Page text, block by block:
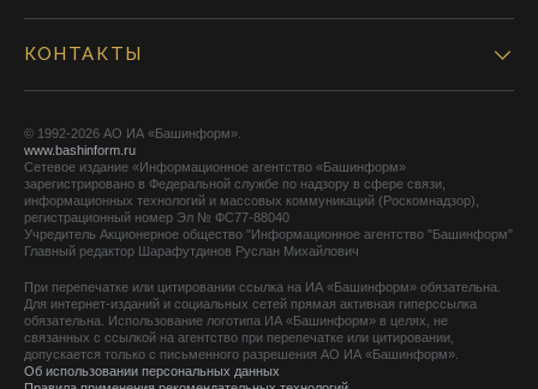
КОНТАКТЫ
© 1992-2026 АО ИА «Башинформ».
www.bashinform.ru
Сетевое издание «Информационное агентство «Башинформ»
зарегистрировано в Федеральной службе по надзору в сфере связи,
информационных технологий и массовых коммуникаций (Роскомнадзор),
регистрационный номер Эл № ФС77-88040
Учредитель Акционерное общество "Информационное агентство "Башинформ"
Главный редактор Шарафутдинов Руслан Михайлович
При перепечатке или цитировании ссылка на ИА «Башинформ» обязательна.
Для интернет-изданий и социальных сетей прямая активная гиперссылка
обязательна. Использование логотипа ИА «Башинформ» в целях, не
связанных с ссылкой на агентство при перепечатке или цитировании,
допускается только с письменного разрешения АО ИА «Башинформ».
Об использовании персональных данных